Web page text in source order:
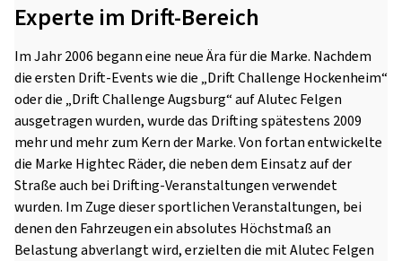
Experte im Drift-Bereich
Im Jahr 2006 begann eine neue Ära für die Marke. Nachdem
die ersten Drift-Events wie die „Drift Challenge Hockenheim“
oder die „Drift Challenge Augsburg“ auf Alutec Felgen
ausgetragen wurden, wurde das Drifting spätestens 2009
mehr und mehr zum Kern der Marke. Von fortan entwickelte
die Marke Hightec Räder, die neben dem Einsatz auf der
Straße auch bei Drifting-Veranstaltungen verwendet
wurden. Im Zuge dieser sportlichen Veranstaltungen, bei
denen den Fahrzeugen ein absolutes Höchstmaß an
Belastung abverlangt wird, erzielten die mit Alutec Felgen